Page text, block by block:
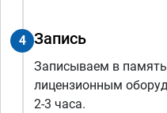
4 Запись
Записываем в
лицензионным
2-3 часа.